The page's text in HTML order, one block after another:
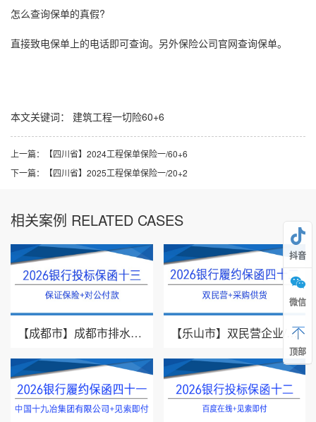
怎么查询保单的真假?
直接致电保单上的电话即可查询。另外保险公司官网查询保单。
本文关键词： 建筑工程一切险60+6
上一篇：
【四川省】2024工程保单保险一/60+6
下一篇：
【四川省】2025工程保单保险一/20+2
相关案例 RELATED CASES
【成都市】成都市排水有限责任公司/投标保证保险/2026银行投标保函十三 【乐山市】双民营企业/采购供货/2026年银行履约保函四十二
抖音
微信
顶部